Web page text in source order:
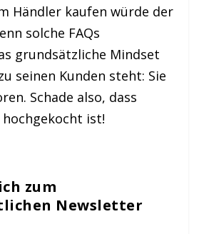
Händler kaufen würde der
solche FAQs
grundsätzliche Mindset
seinen Kunden steht: Sie
Schade also, dass
hochgekocht ist!
zum
Newsletter